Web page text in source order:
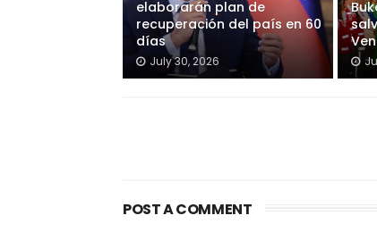
elaborarán plan de
recuperación del país en 60
días
July 30, 2026
POST A COMMENT